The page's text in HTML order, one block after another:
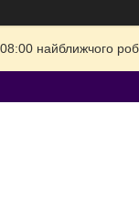
найближчого